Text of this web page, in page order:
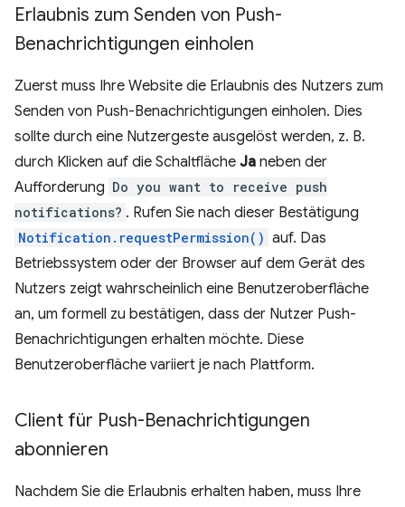
Erlaubnis zum Senden von Push-
Benachrichtigungen einholen
Zuerst muss Ihre Website die Erlaubnis des Nutzers zum
Senden von Push-Benachrichtigungen einholen. Dies
sollte durch eine Nutzergeste ausgelöst werden, z. B.
durch Klicken auf die Schaltfläche Ja neben der
Aufforderung Do you want to receive push
notifications? . Rufen Sie nach dieser Bestätigung
Notification.requestPermission() auf. Das
Betriebssystem oder der Browser auf dem Gerät des
Nutzers zeigt wahrscheinlich eine Benutzeroberfläche
an, um formell zu bestätigen, dass der Nutzer Push-
Benachrichtigungen erhalten möchte. Diese
Benutzeroberfläche variiert je nach Plattform.
Client für Push-Benachrichtigungen
abonnieren
Nachdem Sie die Erlaubnis erhalten haben, muss Ihre